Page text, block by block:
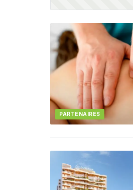
PARTENAIRES